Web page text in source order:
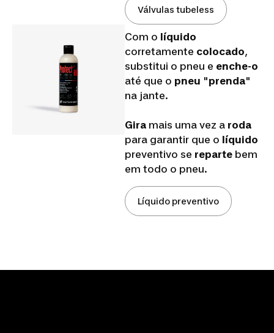
Válvulas tubeless
Com o líquido
corretamente colocado,
substitui o pneu e enche-o
até que o pneu "prenda"
na jante.
Giramais uma vez a roda
para garantir que o líquido
preventivo se repartebem
em todo o pneu.
Líquido preventivo